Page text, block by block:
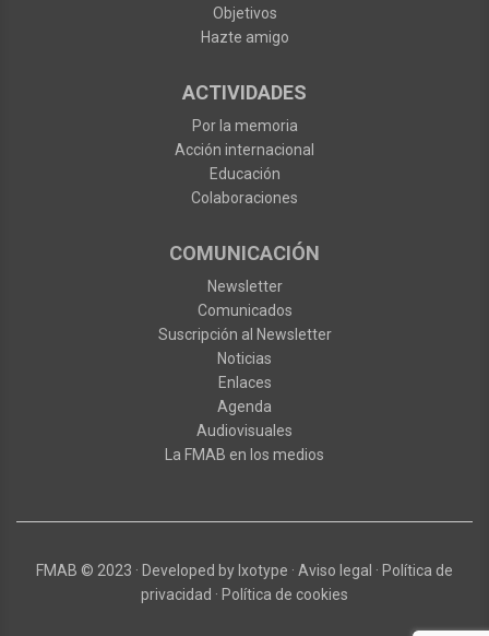
Objetivos
Hazte amigo
ACTIVIDADES
Por la memoria
Acción internacional
Educación
Colaboraciones
COMUNICACIÓN
Newsletter
Comunicados
Suscripción al Newsletter
Noticias
Enlaces
Agenda
Audiovisuales
La FMAB en los medios
FMAB © 2023 · Developed by Ixotype · Aviso legal · Política de
privacidad · Política de cookies